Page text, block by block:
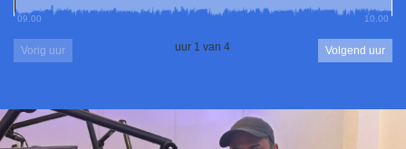
09.00 10.00
Vorig uur uur 1 van 4 Volgend uur